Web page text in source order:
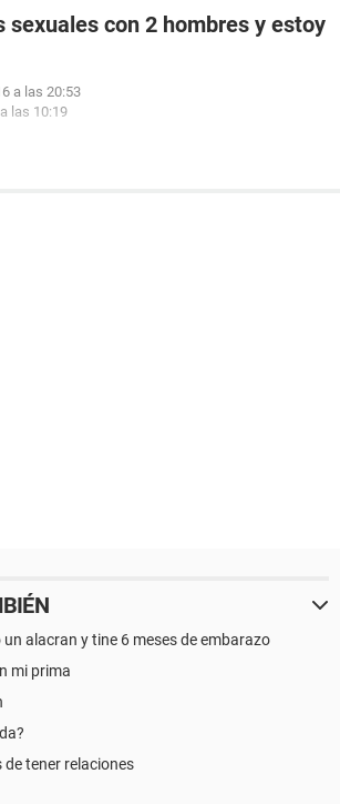
sexuales con 2 hombres y estoy
a las 20:53
las 10:19
alacran y tine 6 meses de embarazo
mi prima
tener relaciones